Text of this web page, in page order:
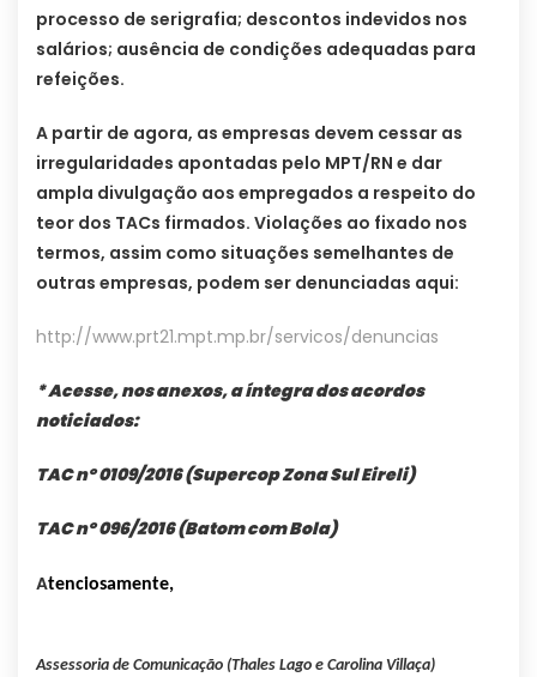
processo de serigrafia; descontos indevidos nos
salários; ausência de condições adequadas para
refeições.
A partir de agora, as empresas devem cessar as
irregularidades apontadas pelo MPT/RN e dar
ampla divulgação aos empregados a respeito do
teor dos TACs firmados. Violações ao fixado nos
termos, assim como situações semelhantes de
outras empresas, podem ser denunciadas aqui:
http://www.prt21.mpt.mp.br/servicos/denuncias
* Acesse, nos anexos, a íntegra dos acordos
noticiados:
TAC nº 0109/2016 (Supercop Zona Sul Eireli)
TAC nº 096/2016 (Batom com Bola)
Atenciosamente,
Assessoria de Comunicação (Thales Lago e Carolina Villaça)